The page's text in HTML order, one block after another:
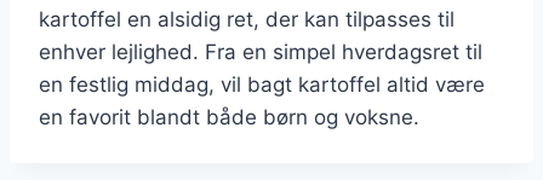
kartoffel en alsidig ret, der kan tilpasses til
enhver lejlighed. Fra en simpel hverdagsret til
en festlig middag, vil bagt kartoffel altid være
en favorit blandt både børn og voksne.